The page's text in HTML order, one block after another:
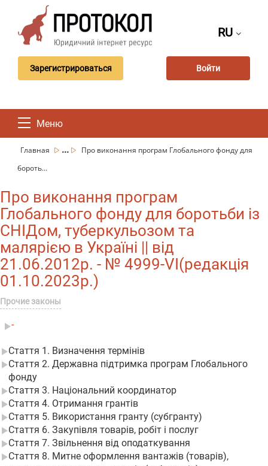
RU
Зарегистрироваться Войти
Меню
Главная ...
Про виконання програм Глобального фонду для
бороть...
Про виконання програм
Глобального фонду для боротьби із
СНІДом, туберкульозом та
малярією в Україні || від
21.06.2012р. - № 4999-VI(редакція
01.10.2023р.)
Прочие законы
-
Стаття 1. Визначення термінів
Стаття 2. Державна підтримка програм Глобального
фонду
Стаття 3. Національний координатор
Стаття 4. Отримання грантів
Стаття 5. Використання гранту (субгранту)
Стаття 6. Закупівля товарів, робіт і послуг
Стаття 7. Звільнення від оподаткування
Стаття 8. Митне оформлення вантажів (товарів),